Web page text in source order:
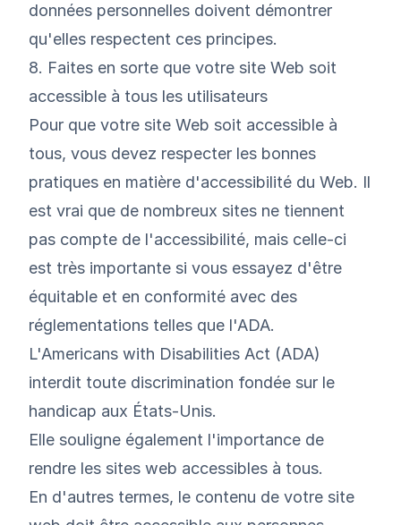
données personnelles doivent démontrer
qu'elles respectent ces principes.
8. Faites en sorte que votre site Web soit
accessible à tous les utilisateurs
Pour que votre site Web soit accessible à
tous, vous devez respecter les bonnes
pratiques en matière d'accessibilité du Web. Il
est vrai que de nombreux sites ne tiennent
pas compte de l'accessibilité, mais celle-ci
est très importante si vous essayez d'être
équitable et en conformité avec des
réglementations telles que l'ADA.
L'Americans with Disabilities Act (ADA)
interdit toute discrimination fondée sur le
handicap aux États-Unis.
Elle souligne également l'importance de
rendre les sites web accessibles à tous.
En d'autres termes, le contenu de votre site